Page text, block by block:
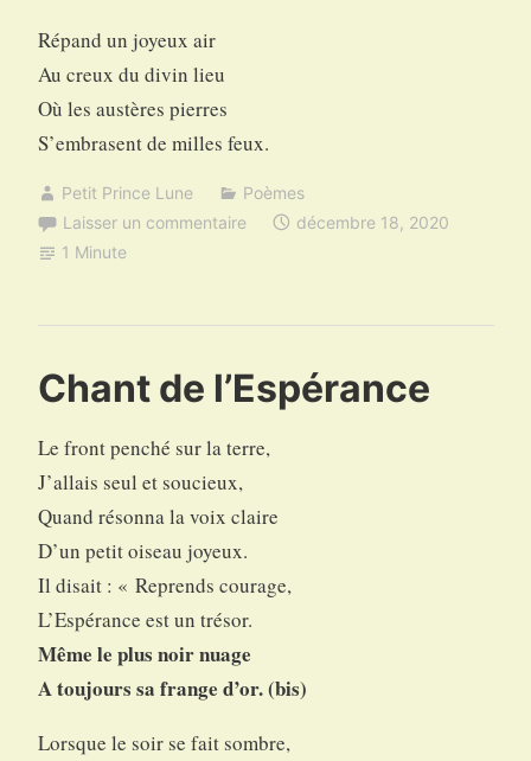
Répand un joyeux air
Au creux du divin lieu
Où les austères pierres
S’embrasent de milles feux.
Petit Prince Lune
Poèmes
Laisser un commentaire
décembre 18, 2020
1 Minute
Chant de l’Espérance
Le front penché sur la terre,
J’allais seul et soucieux,
Quand résonna la voix claire
D’un petit oiseau joyeux.
Il disait : « Reprends courage,
L’Espérance est un trésor.
Même le plus noir nuage
A toujours sa frange d’or. (bis)
Lorsque le soir se fait sombre,